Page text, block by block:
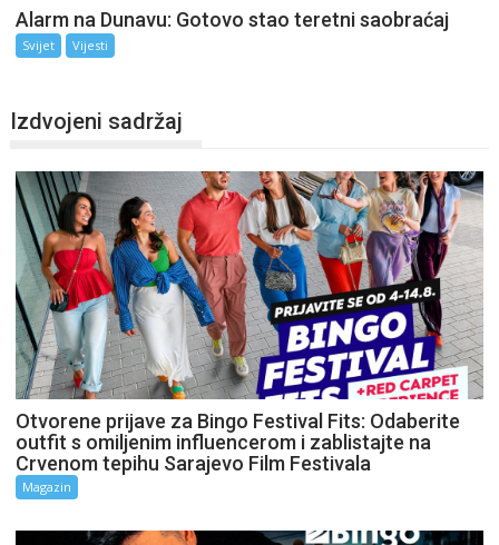
Alarm na Dunavu: Gotovo stao teretni saobraćaj
Svijet Vijesti
Izdvojeni sadržaj
Otvorene prijave za Bingo Festival Fits: Odaberite
outfit s omiljenim influencerom i zablistajte na
Crvenom tepihu Sarajevo Film Festivala
Magazin